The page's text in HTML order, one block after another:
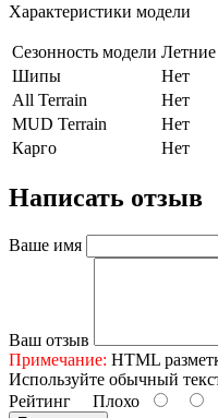
Характеристики модели
Сезонность модели Летние
Шипы
Нет
All Terrain
Нет
MUD Terrain
Нет
Карго
Нет
Написать отзыв
Ваше имя
Ваш отзыв
Примечание: HTML
Используйте обычный
Рейтинг Плохо